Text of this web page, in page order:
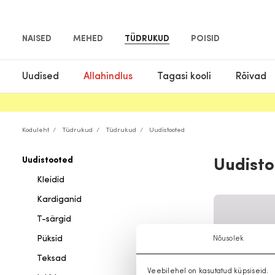
Nõusolek
Veebilehel on kasutatud küpsiseid.
NAISED MEHED TÜDRUKUD POISID
Uudised Allahindlus Tagasi kooli Rõivad
Koduleht Tüdrukud Tüdrukud Uudistooted
Uudistooted
Kleidid
Kardiganid
T-särgid
Püksid
Teksad